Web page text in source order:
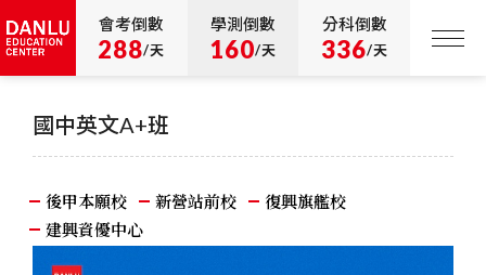
會考倒數
288/天
學測倒數
160/天
分科倒數
336/天
國中英文A+班
後甲本願校 新營站前校
復興旗艦校
建興資優中心